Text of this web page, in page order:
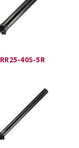
RR25-40S-5R